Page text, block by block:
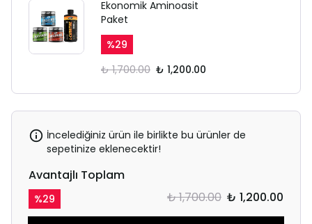
Ekonomik Aminoasit
Paket
%29
₺ 1,700.00 ₺ 1,200.00
İncelediğiniz ürün ile birlikte bu ürünler de
sepetinize eklenecektir!
Avantajlı Toplam
%29 ₺ 1,700.00 ₺ 1,200.00